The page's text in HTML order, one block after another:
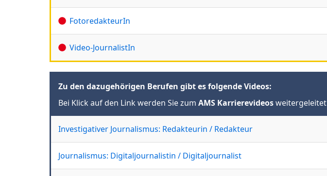
FotoredakteurIn
Video-JournalistIn
Zu den dazugehörigen Berufen gibt es folgende Videos:
Bei Klick auf den Link werden Sie zum AMS Karrierevideosweitergeleitet
Investigativer Journalismus: Redakteurin / Redakteur
Journalismus: Digitaljournalistin / Digitaljournalist